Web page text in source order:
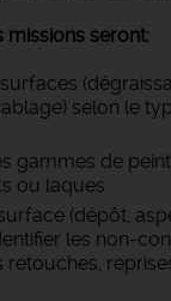
missions seront:
selon le
gammes de
ou laques
(dépôt,
les non-
retouches,